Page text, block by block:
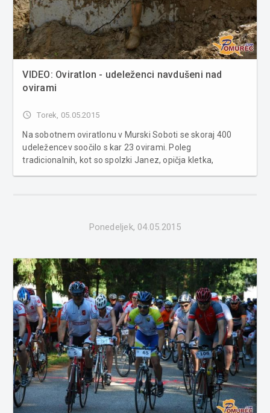
VIDEO: Oviratlon - udeleženci navdušeni nad
ovirami
access_time Torek, 05.05.2015
Na sobotnem oviratlonu v Murski Soboti se skoraj 400
udeležencev soočilo s kar 23 ovirami. Poleg
tradicionalnih, kot so spolzki Janez, opičja kletka,
Ponedeljek, 04.05.2015